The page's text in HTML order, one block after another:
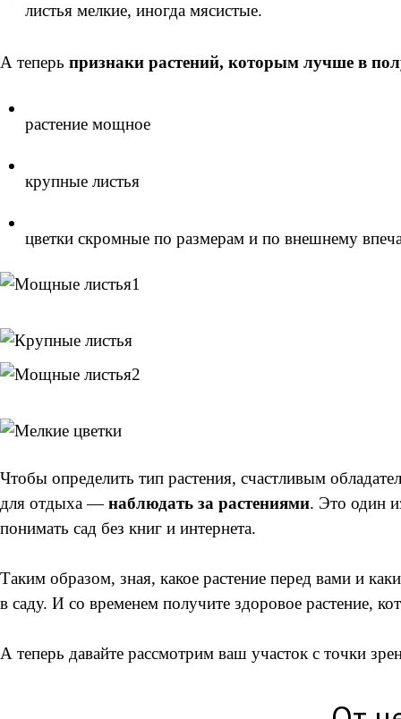
листья мелкие, иногда мясистые.
А теперь признаки растений, которым лучше в
растение мощное
крупные листья
цветки скромные по размерам и по внешнему
Чтобы определить тип растения, счастливым
для отдыха —наблюдать за растениями. Это один
понимать сад без книг и интернета.
Таким образом, зная, какое растение перед вами и
в саду. И со временем получите здоровое растение,
А теперь давайте рассмотрим ваш участок с точки